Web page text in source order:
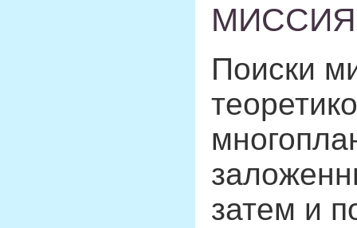
Поиски
затем и